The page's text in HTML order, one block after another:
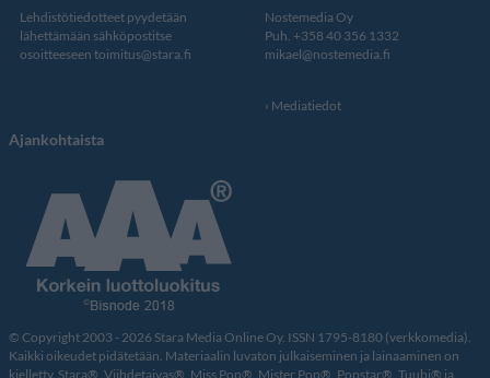
Lehdistötiedotteet pyydetään
lähettämään sähköpostitse
osoitteeseen toimitus@stara.fi
Nostemedia Oy
Puh. +358 40 356 1332
mikael@nostemedia.fi
Mediatiedot
Ajankohtaista
© Copyright 2003 - 2026 Stara Media Online Oy. ISSN 1795-8180 (verkkomedia).
Kaikki oikeudet pidätetään. Materiaalin luvaton julkaiseminen ja lainaaminen on
kielletty. Stara®, Viihdetaivas®, Miss Pop®, Mister Pop®, Popstar®, Tuubi® ja